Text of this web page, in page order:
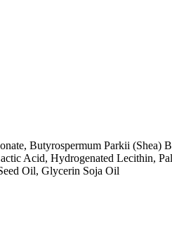
Butyrospermum Parkii (Shea)
Acid, Hydrogenated Lecithin,
Oil, Glycerin Soja Oil